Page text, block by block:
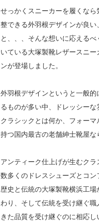
せっかくスニーカーを履くな
整できる外羽根デザインが良
と、、、そんな想いに応える
いている大塚製靴レザースニ
ンが登場しました。
外羽根デザインというと一般
るものが多い中、ドレッシー
クラシックとは何か、フォー
持つ国内最古の老舗紳士靴屋
アンティーク仕上げが生むク
数多くのドレスシューズとコ
歴史と伝統の大塚製靴横浜工
わり、そして伝統を受け継ぐ
きた品質を受け継ぐのに相応